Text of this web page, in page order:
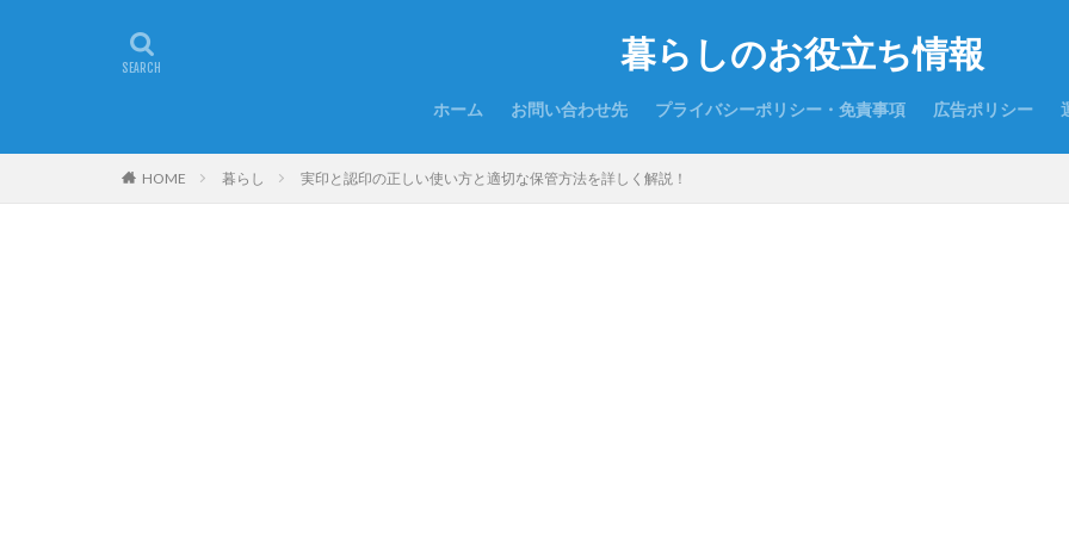
暮らしのお役立ち情報
ホーム お問い合わせ先 プライバシーポリシー・免責事項 広告ポリシー
HOME 暮らし 実印と認印の正しい使い方と適切な保管方法を詳しく解説！